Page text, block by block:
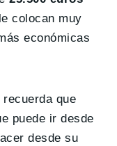
colocan muy
económicas
que
puede ir desde
desde su